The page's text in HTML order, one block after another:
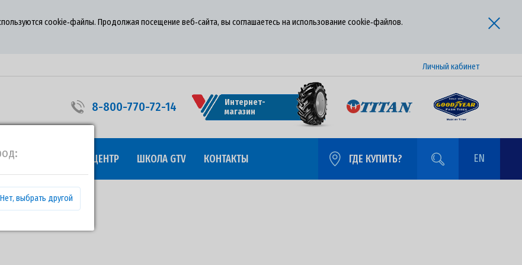
cookie‑файлы. Продолжая посещение веб‑сайта, вы соглашаетесь на использование cookie‑файлов.
Личный кабинет
Нет, выбрать другой
8-800-770-72-14
Интернет-
магазин
ПРЕСС-ЦЕНТР ШКОЛА GTV КОНТАКТЫ ГДЕ КУПИТЬ? EN